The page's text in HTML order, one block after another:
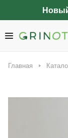
Главная